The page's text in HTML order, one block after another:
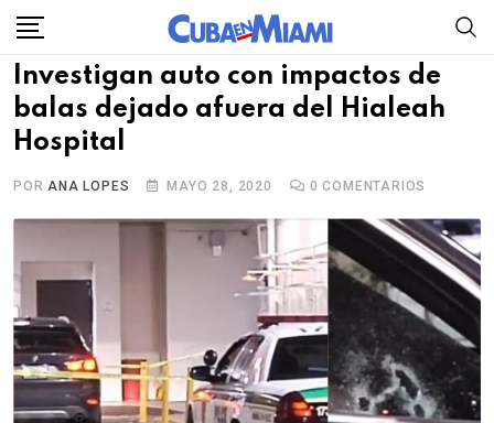
Skip
content
Investigan auto con impactos de
balas dejado afuera del Hialeah
Hospital
PORANA LOPES MAYO 28, 2020 0 COMENTARIOS